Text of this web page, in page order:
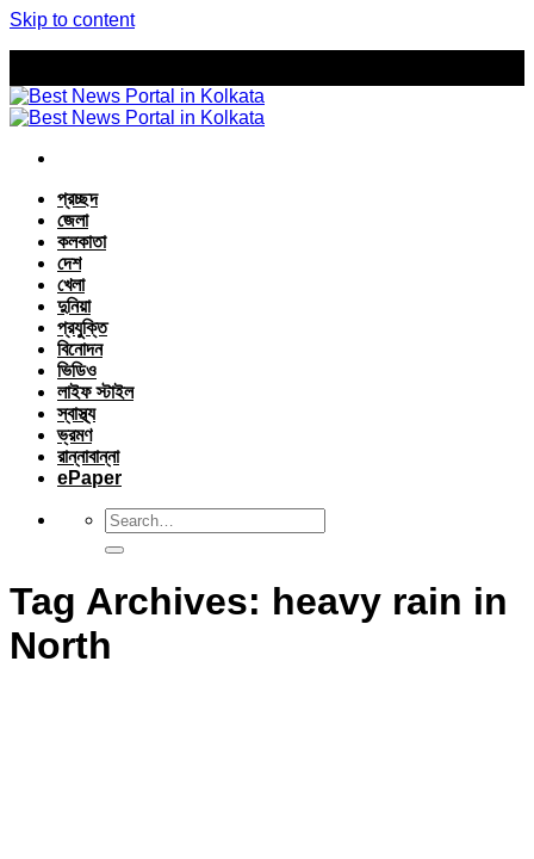
Skip to content
প্রচ্ছদ
জেলা
কলকাতা
দেশ
খেলা
দুনিয়া
প্রযুক্তি
বিনোদন
ভিডিও
লাইফ স্টাইল
স্বাস্থ্য
ভ্রমণ
রান্নাবান্না
ePaper
Tag Archives: heavy rain in
North